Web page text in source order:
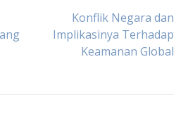
Konflik Negara dan
Implikasinya Terhadap
Keamanan Global